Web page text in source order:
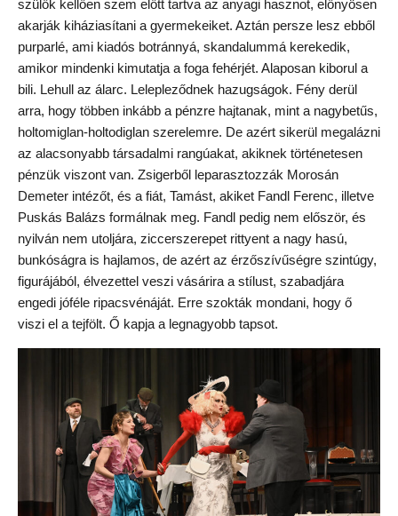
szülők kellően szem előtt tartva az anyagi hasznot, előnyösen
akarják kiháziasítani a gyermekeiket. Aztán persze lesz ebből
purparlé, ami kiadós botránnyá, skandalummá kerekedik,
amikor mindenki kimutatja a foga fehérjét. Alaposan kiborul a
bili. Lehull az álarc. Lelepleződnek hazugságok. Fény derül
arra, hogy többen inkább a pénzre hajtanak, mint a nagybetűs,
holtomiglan-holtodiglan szerelemre. De azért sikerül megalázni
az alacsonyabb társadalmi rangúakat, akiknek történetesen
pénzük viszont van. Zsigerből leparasztozzák Morosán
Demeter intézőt, és a fiát, Tamást, akiket Fandl Ferenc, illetve
Puskás Balázs formálnak meg. Fandl pedig nem először, és
nyilván nem utoljára, ziccerszerepet rittyent a nagy hasú,
bunkóságra is hajlamos, de azért az érzőszívűségre szintúgy,
figurájából, élvezettel veszi vásárira a stílust, szabadjára
engedi jóféle ripacsvénáját. Erre szokták mondani, hogy ő
viszi el a tejfölt. Ő kapja a legnagyobb tapsot.